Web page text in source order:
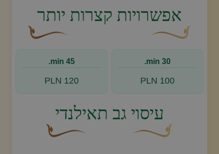
אפשרויות קצרות יותר
30 min.
100 PLN
45 min.
120 PLN
עיסוי גב תאילנדי